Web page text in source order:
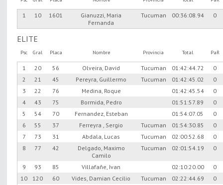
1 10 1601
Gianuzzi, Maria
Fernanda
Tucuman 00:36:08.94 0
ELITE
Psc Gral Placa Nombre Provincia Total PaR
1 20 56 Olveira, David Tucuman 01:42:44.72
0
2
21 45 Pereyra, Guillermo Tucuman 01:42:45.02
0
3
22 76 Medina, Roque 01:42:45.54
0
4
43 75 Bormida, Pedro 01:51:57.89
0
5
54 70 Fernandez, Esteban 01:54:07.05
0
6
55 37 Ferreyra , Sergio Tucuman 01:54:30.85
0
7
73 31 Abdala, Lucas Tucuman 02:00:52.68
0
8
77 42
Delgado, Maximo
Camilo
Tucuman 02:01:54.19 0
9 93 85 Villafañe, Ivan 02:10:20.00
0
10
120 60 Vides, Damian Cecilio Tucuman 02:22:44.69
0